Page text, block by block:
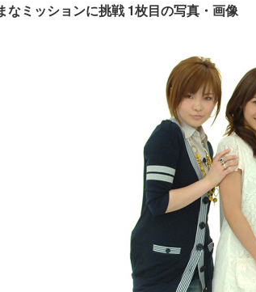
音楽
ット
ミッションに挑戦 1枚目の写真・画像